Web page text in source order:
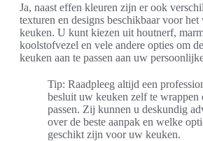
Ja, naast effen kleuren zijn er ook
texturen en designs beschikbaar voor
keuken. U kunt kiezen uit houtnerf,
koolstofvezel en vele andere opties om
keuken aan te passen aan uw
Tip: Raadpleeg altijd een
besluit uw keuken zelf te wrappen
passen. Zij kunnen u deskundig
over de beste aanpak en welke
geschikt zijn voor uw keuken.